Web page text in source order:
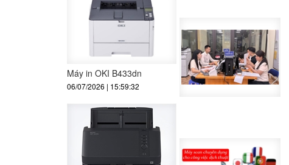
Máy in OKI B433dn
06/07/2026 | 15:59:32